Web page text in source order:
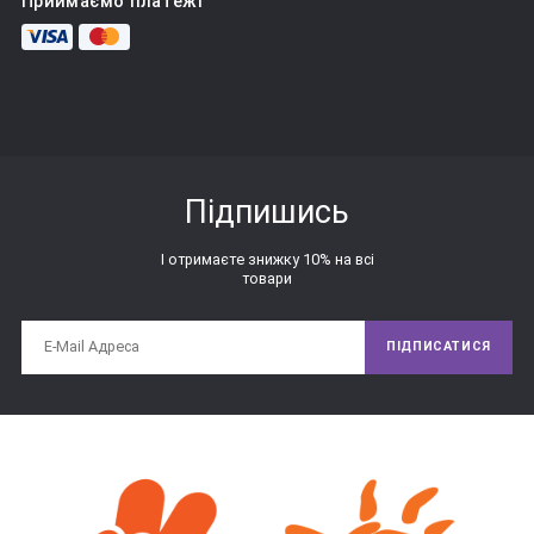
форми. Також в комплект входять фігурки, відповідні цих
отворів за формою і розміром. Завданням для дитини є
різними руками по черзі. Справа в тому, що маленькі дітки
збирають сортер двома руками, і таке завдання стане для
можна запропонувати малюкові зібрати сортер двома
руками разом, наприклад, зв'язаними руками - це буде вже
координацію.
перетворюються в будиночки для звірят, гаражі для
машинок, ямки на галявинці - дайте волю фантазії, своїй і
дитини! Такі сюжетні гри можна поєднувати із завданнями
Підпишись
І отримаєте знижку 10% на всі
товари
ПІДПИСАТИСЯ